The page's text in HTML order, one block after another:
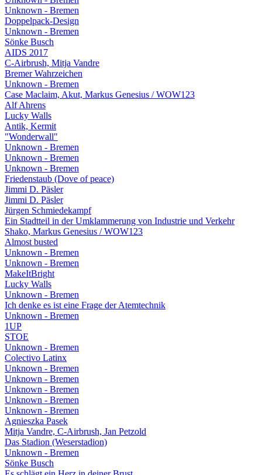
Unknown - Bremen
Doppelpack-Design
Unknown - Bremen
Sönke Busch
AIDS 2017
C-Airbrush, Mitja Vandre
Bremer Wahrzeichen
Unknown - Bremen
Case Maclaim, Akut, Markus Genesius / WOW123
Alf Ahrens
Lucky Walls
Antik, Kermit
"Wonderwall"
Unknown - Bremen
Unknown - Bremen
Unknown - Bremen
Friedenstaub (Dove of peace)
Jimmi D. Päsler
Jimmi D. Päsler
Jürgen Schmiedekampf
Ein Stadtteil in der Umklammerung von Industrie und Verkehr
Shako, Markus Genesius / WOW123
Almost busted
Unknown - Bremen
Unknown - Bremen
MakeItBright
Lucky Walls
Unknown - Bremen
Ich denke es ist eine Frage der Atemtechnik
Unknown - Bremen
1UP
STOE
Unknown - Bremen
Colectivo Latinx
Unknown - Bremen
Unknown - Bremen
Unknown - Bremen
Unknown - Bremen
Unknown - Bremen
Agnieszka Pasek
Mitja Vandre, C-Airbrush, Jan Petzold
Das Stadion (Weserstadion)
Unknown - Bremen
Sönke Busch